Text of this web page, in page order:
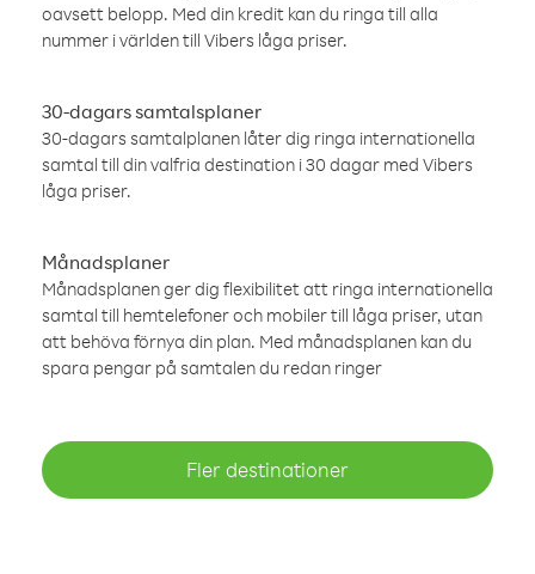
oavsett belopp. Med din kredit kan du ringa till alla
nummer i världen till Vibers låga priser.
30-dagars samtalsplaner
30-dagars samtalplanen låter dig ringa internationella
samtal till din valfria destination i 30 dagar med Vibers
låga priser.
Månadsplaner
Månadsplanen ger dig flexibilitet att ringa internationella
samtal till hemtelefoner och mobiler till låga priser, utan
att behöva förnya din plan. Med månadsplanen kan du
spara pengar på samtalen du redan ringer
Fler destinationer